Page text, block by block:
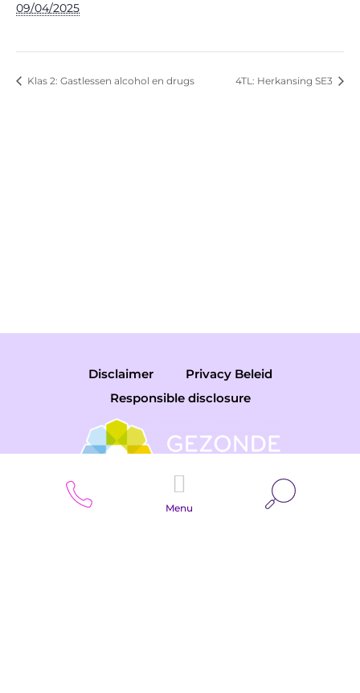
Menu
Zoeken
09/04/2025
Klas 2: Gastlessen alcohol en drugs 4TL: Herkansing SE3
Disclaimer
Privacy Beleid
Responsible disclosure